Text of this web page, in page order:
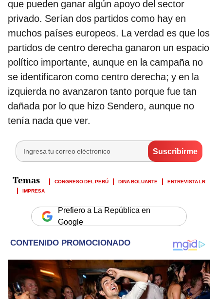
que pueden ganar algún apoyo del sector
privado. Serían dos partidos como hay en
muchos países europeos. La verdad es que los
partidos de centro derecha ganaron un espacio
político importante, aunque en la campaña no
se identificaron como centro derecha; y en la
izquierda no avanzaron tanto porque fue tan
dañada por lo que hizo Sendero, aunque no
tenía nada que ver.
CONGRESO DEL PERÚ DINA BOLUARTE
ENTREVISTA LR
IMPRESA
Prefiero a La República en
Google